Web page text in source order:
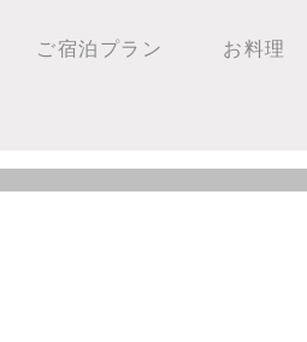
ご宿泊プラン お料理